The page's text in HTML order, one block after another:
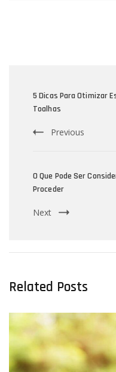
Navigation
5 Dicas Para Otimizar
Toalhas
Previous
O Que Pode Ser
Proceder
Next
Related Posts